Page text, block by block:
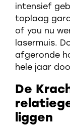
intensief
toplaag
of you nu
lasermuis.
afgeronde
hele jaar
De
liggen